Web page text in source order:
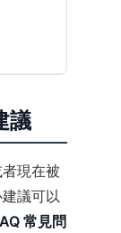
議
現在被
議可以
常見問